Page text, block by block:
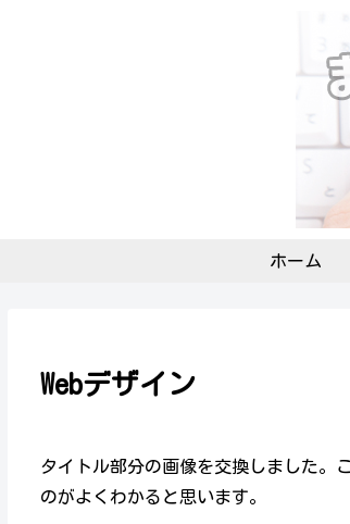
ホーム
Webデザイン
タイトル部分の画像を交換しました。
のがよくわかると思います。